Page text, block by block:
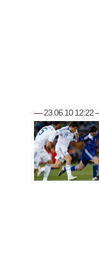
—23.06.10 12:22